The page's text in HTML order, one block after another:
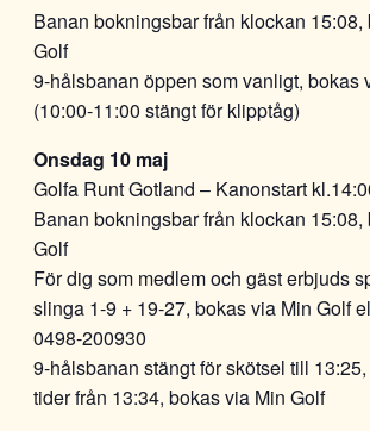
Banan bokningsbar från klockan 15:08,
Golf
9-hålsbanan öppen som vanligt, bokas
(10:00-11:00 stängt för klipptåg)
Onsdag 10 maj
Golfa Runt Gotland – Kanonstart
Banan bokningsbar från klockan 15:08,
Golf
För dig som medlem och gäst erbjuds
slinga 1-9 + 19-27, bokas via Min Golf
0498-200930
9-hålsbanan stängt för skötsel till
tider från 13:34, bokas via Min Golf